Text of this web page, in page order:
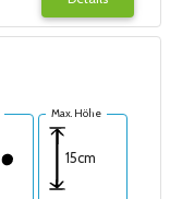
Max. Höhe
15cm